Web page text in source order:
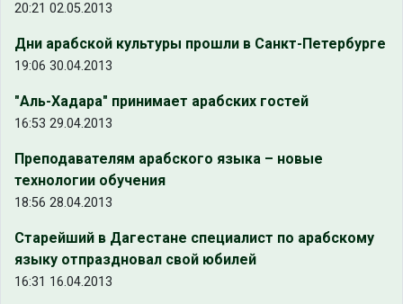
20:21 02.05.2013
Дни арабской культуры прошли в Санкт-Петербурге
19:06 30.04.2013
"Аль-Хадара" принимает арабских гостей
16:53 29.04.2013
Преподавателям арабского языка – новые
технологии обучения
18:56 28.04.2013
Старейший в Дагестане специалист по арабскому
языку отпраздновал свой юбилей
16:31 16.04.2013